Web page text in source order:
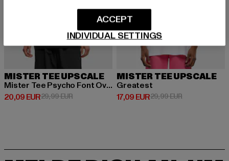
MISTER TEE UPSCALE
Mister Tee Psycho Font Oversize Tee
20,09 EUR
Derzeitiger Preis: 20,09 EUR
29,99 EURAktionspreis: 29,99 EUR
MISTER TEE UPSCALE
Greatest
17,09 EUR
Derzeitiger Preis: 17,09 EUR
29,99 EURAktionspreis:
INDIVIDUAL SETTINGS
ACCEPT